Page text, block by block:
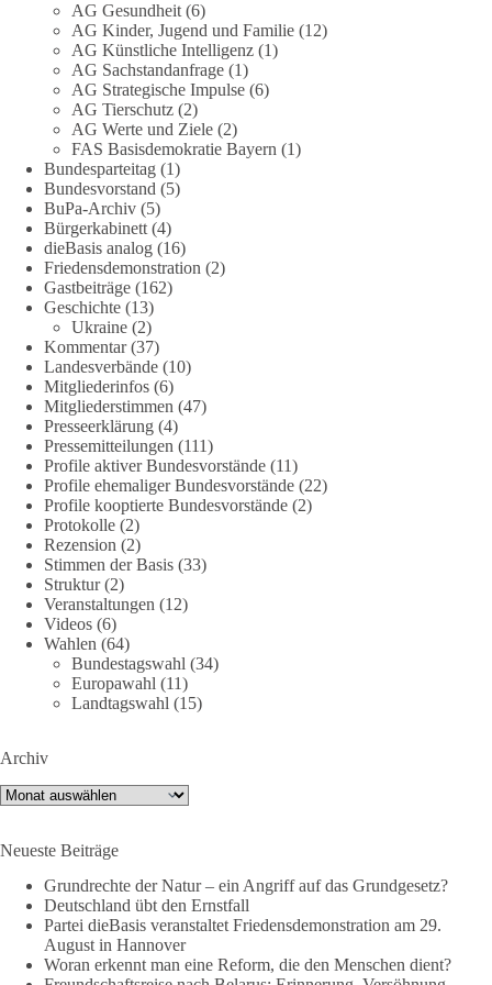
zum Rechtsstaat und zur Demokratie aufwerfen. [...]
👉 Hier weiterlesen:https://diebasis-
partei.de/2026/07/grundrechte-der-natur-ein-angriff-auf-das-
grundgesetz/
🟩🟩🟦🟦🟥🟥🟧🟧
Es ging weniger um fertige Antworten als um eine Debatte
darüber, wie Freiheit, Verantwortung, Naturschutz und
Grundrechte in einer demokratischen Gesellschaft künftig
miteinander in Einklang gebracht werden können.
#dieBasis #natur #grundrechte
38 7 8
DieBasis
2 Tage(n) zuvor
Jetzt dieBasis Sachsen-Anhalt unterstützen!
Die Landtagswahl 2026 in Sachsen-Anhalt findet am 6.
September statt. Die Inhalte stehen – jetzt müssen sie gesehen,
geteilt und diskutiert werden.
Folge unseren Kanälen:
Facebook:
https://www.facebook.com/groups/diebasissachsenanhalt/
Tiktok:
X:https://x.com/DieBasisLSA
Youtube:https://www.youtube.com/dieBasisSachsenAnhalt
🟩🟩🟦🟦🟥🟥🟧🟧
Like, teile und kommentiere unsere Beiträge, damit noch mehr
Menschen mitbekommen, wofür wir stehen und warum es sich
lohnt, dieBasis zu wählen.
Mehr Infos: https://diebasis-st.de/wahlprogramm/
AG Gesundheit (6)
AG Kinder, Jugend und Familie (12)
AG Künstliche Intelligenz (1)
AG Sachstandanfrage (1)
AG Strategische Impulse (6)
AG Tierschutz (2)
AG Werte und Ziele (2)
FAS Basisdemokratie Bayern (1)
Bundesparteitag (1)
Bundesvorstand (5)
BuPa-Archiv (5)
Bürgerkabinett (4)
dieBasis analog (16)
Friedensdemonstration (2)
Gastbeiträge (162)
Geschichte (13)
Ukraine (2)
Kommentar(37)
Landesverbände (10)
Mitgliederinfos (6)
Mitgliederstimmen (47)
Presseerklärung (4)
Pressemitteilungen (111)
Profile aktiver Bundesvorstände (11)
Profile ehemaliger Bundesvorstände (22)
Profile kooptierte Bundesvorstände (2)
Protokolle (2)
Rezension (2)
Stimmen der Basis (33)
Struktur(2)
Veranstaltungen (12)
Videos (6)
Wahlen (64)
Bundestagswahl (34)
Europawahl (11)
Landtagswahl (15)
Archiv
Archiv
Neueste Beiträge
Grundrechte der Natur – ein Angriff auf das Grundgesetz?
Deutschland übt den Ernstfall
Partei dieBasis veranstaltet Friedensdemonstration am 29.
August in Hannover
Woran erkennt man eine Reform, die den Menschen dient?